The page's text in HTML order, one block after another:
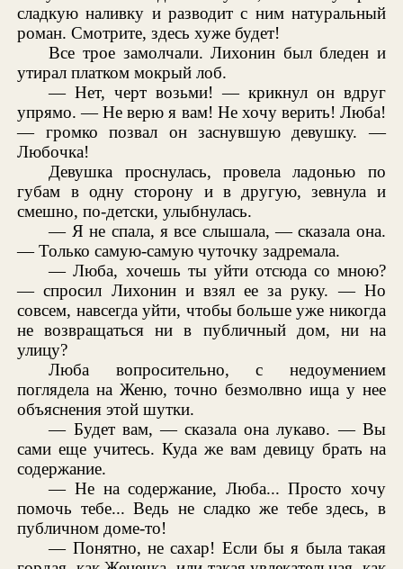
сладкую наливку и разводит с ним натуральный
роман. Смотрите, здесь хуже будет!
Все трое замолчали. Лихонин был бледен и
утирал платком мокрый лоб.
— Нет, черт возьми! — крикнул он вдруг
упрямо. — Не верю я вам! Не хочу верить! Люба!
— громко позвал он заснувшую девушку. —
Любочка!
Девушка проснулась, провела ладонью по
губам в одну сторону и в другую, зевнула и
смешно, по-детски, улыбнулась.
— Я не спала, я все слышала, — сказала она.
— Только самую-самую чуточку задремала.
— Люба, хочешь ты уйти отсюда со мною?
— спросил Лихонин и взял ее за руку. — Но
совсем, навсегда уйти, чтобы больше уже никогда
не возвращаться ни в публичный дом, ни на
улицу?
Люба вопросительно, с недоумением
поглядела на Женю, точно безмолвно ища у нее
объяснения этой шутки.
— Будет вам, — сказала она лукаво. — Вы
сами еще учитесь. Куда же вам девицу брать на
содержание.
— Не на содержание, Люба... Просто хочу
помочь тебе... Ведь не сладко же тебе здесь, в
публичном доме-то!
— Понятно, не сахар! Если бы я была такая